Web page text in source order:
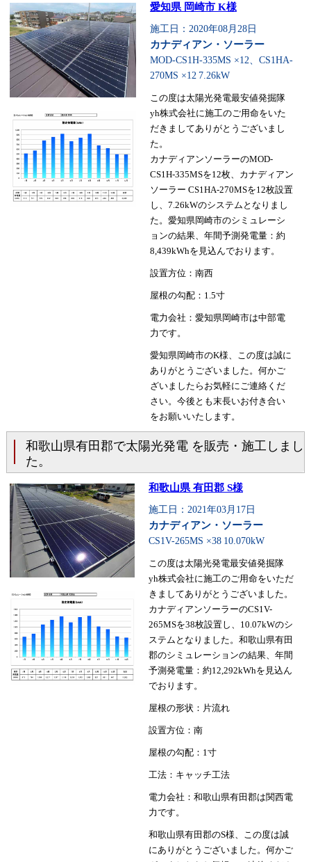
愛知県 岡崎市 K様
施工日：2020年08月28日
カナディアン・ソーラー
MOD-CS1H-335MS ×12、CS1HA-
270MS ×12 7.26kW
この度は太陽光発電最安値発掘隊
yh株式会社に施工のご用命をいた
だきましてありがとうございまし
た。
カナディアンソーラーのMOD-
CS1H-335MSを12枚、カナディアン
ソーラー CS1HA-270MSを12枚設置
し、7.26kWのシステムとなりまし
た。愛知県岡崎市のシミュレーシ
ョンの結果、年間予測発電量：約
8,439kWhを見込んでおります。
設置方位：南西
屋根の勾配：1.5寸
電力会社：愛知県岡崎市は中部電
力です。
愛知県岡崎市のK様、この度は誠に
ありがとうございました。何かご
ざいましたらお気軽にご連絡くだ
さい。今後とも末長いお付き合い
をお願いいたします。
和歌山県有田郡で太陽光発電 を販売・施工しまし
た。
和歌山県 有田郡 S様
施工日：2021年03月17日
カナディアン・ソーラー
CS1V-265MS ×38 10.070kW
この度は太陽光発電最安値発掘隊
yh株式会社に施工のご用命をいただ
きましてありがとうございました。
カナディアンソーラーのCS1V-
265MSを38枚設置し、10.07kWのシ
ステムとなりました。和歌山県有田
郡のシミュレーションの結果、年間
予測発電量：約12,292kWhを見込ん
でおります。
屋根の形状：片流れ
設置方位：南
屋根の勾配：1寸
工法：キャッチ工法
電力会社：和歌山県有田郡は関西電
力です。
和歌山県有田郡のS様、この度は誠
にありがとうございました。何かご